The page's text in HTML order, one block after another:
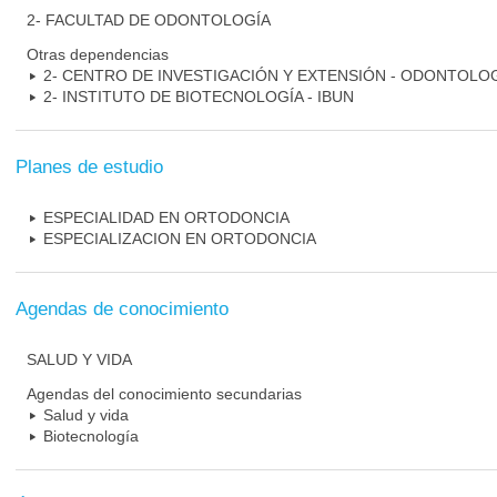
2- FACULTAD DE ODONTOLOGÍA
Otras dependencias
2- CENTRO DE INVESTIGACIÓN Y EXTENSIÓN -
2- INSTITUTO DE BIOTECNOLOGÍA - IBUN
Planes de estudio
ESPECIALIDAD EN ORTODONCIA
ESPECIALIZACION EN ORTODONCIA
Agendas de conocimiento
SALUD Y VIDA
Agendas del conocimiento secundarias
Salud y vida
Biotecnología